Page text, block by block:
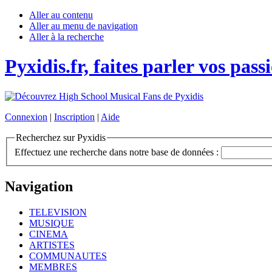
Aller au contenu
Aller au menu de navigation
Aller à la recherche
Pyxidis.fr, faites parler vos
Connexion | Inscription | Aide
Recherchez sur Pyxidis
Effectuez une recherche dans notre base de données :
Navigation
TELEVISION
MUSIQUE
CINEMA
ARTISTES
COMMUNAUTES
MEMBRES